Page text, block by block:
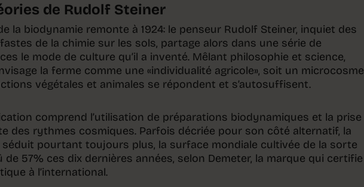
de Rudolf Steiner
la biodynamie remonte à 1924: le penseur Rudolf Steiner, inquiet des
de la chimie sur les sols, partage alors dans une série de
le mode de culture qu’il a inventé. Mêlant philosophie et science,
la ferme comme une «individualité agricole», soit un microcosme
végétales et animales se répondent et s’autosuffisent.
comprend l’utilisation de préparations biodynamiques et la prise
des rythmes cosmiques. Parfois décriée pour son côté alternatif, la
pourtant toujours plus, la surface mondiale cultivée de la sorte
de 57% ces dix dernières années, selon Demeter, la marque qui certifie
à l’international.